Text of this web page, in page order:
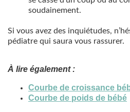
soudainement.
Si vous avez des inquiétudes,
pédiatre qui saura vous rassurer.
À lire également :
Courbe de croissance
Courbe de poids de bébé